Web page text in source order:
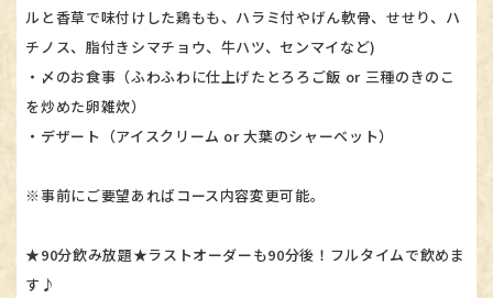
ルと香草で味付けした鶏もも、ハラミ付やげん軟骨、せせり、ハ
チノス、脂付きシマチョウ、牛ハツ、センマイなど)
・〆のお食事（ふわふわに仕上げたとろろご飯 or 三種のきのこ
を炒めた卵雑炊）
・デザート（アイスクリーム or 大葉のシャーベット）
※事前にご要望あればコース内容変更可能。
★90分飲み放題★ラストオーダーも90分後！フルタイムで飲めま
す♪